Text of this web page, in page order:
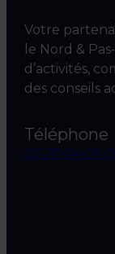
Votre
le Nord &
d’activités,
des conseils
Téléphone
03 20 04 06